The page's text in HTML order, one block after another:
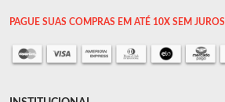
PAGUE SUAS COMPRAS EM ATÉ 10X SEM JUROS